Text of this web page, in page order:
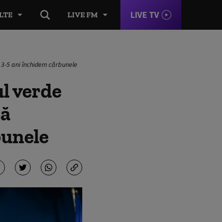
LIVE FM LIVE TV
5 ani închidem cărbunele
verde